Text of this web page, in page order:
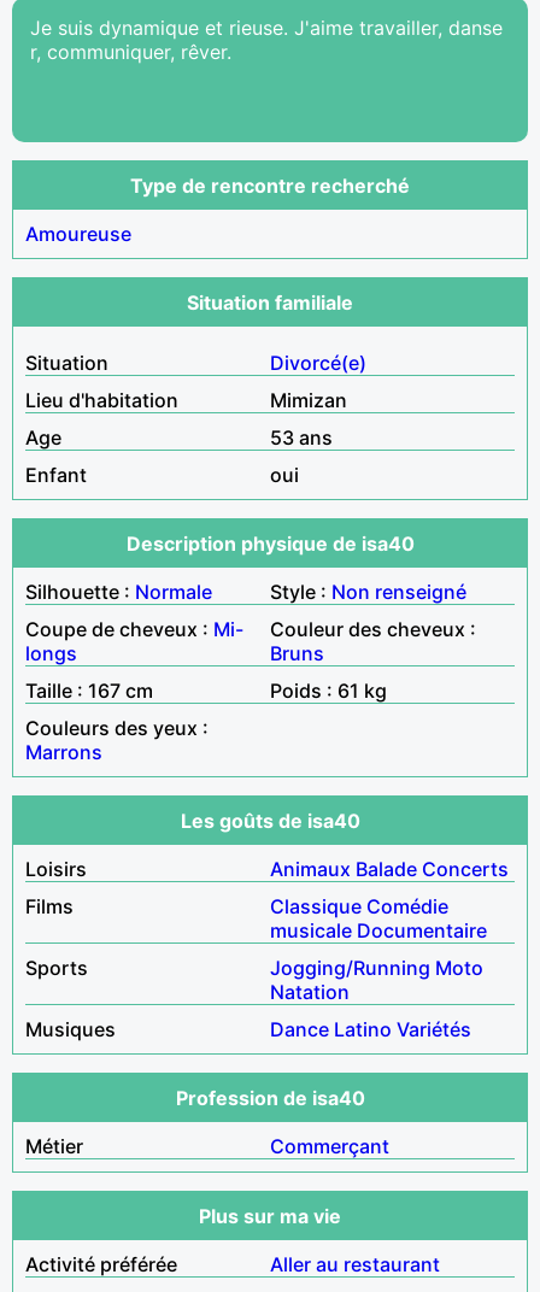
Je suis dynamique et rieuse. J'aime travailler, danse
r, communiquer, rêver.
Type de rencontre recherché
Amoureuse
Situation familiale
Situation
Divorcé(e)
Lieu d'habitation
Mimizan
Age
53 ans
Enfant
oui
Description physique de isa40
Silhouette : Normale Style : Non renseigné
Coupe de cheveux : Mi-
longs
Couleur des cheveux :
Bruns
Taille : 167 cm
Poids : 61 kg
Couleurs des yeux :
Marrons
Les goûts de isa40
Loisirs
Animaux Balade Concerts
Films
Classique Comédie
musicale Documentaire
Sports
Jogging/Running Moto
Natation
Musiques
Dance Latino Variétés
Profession de isa40
Métier
Commerçant
Plus sur ma vie
Activité préférée
Aller au restaurant